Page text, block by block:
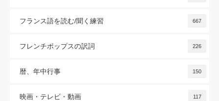
フランス語を読む/聞く練習 667
フレンチポップスの訳詞 226
暦、年中行事 150
映画・テレビ・動画 117